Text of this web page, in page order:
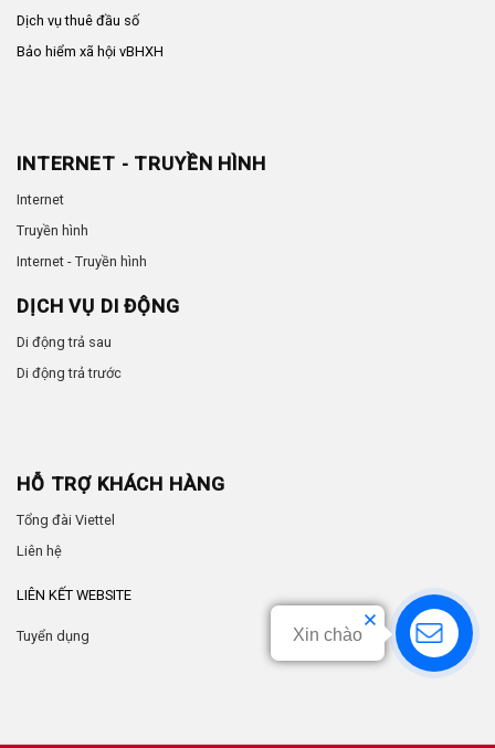
Dịch vụ thuê đầu số
Bảo hiểm xã hội vBHXH
INTERNET - TRUYỀN HÌNH
Internet
Truyền hình
Internet - Truyền hình
DỊCH VỤ DI ĐỘNG
Di động trả sau
Di động trả trước
HỖ TRỢ KHÁCH HÀNG
Tổng đài Viettel
Liên hệ
LIÊN KẾT WEBSITE
Tuyển dụng Xin chào